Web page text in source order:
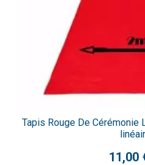
Tapis Rouge De Cérémonie
11,00